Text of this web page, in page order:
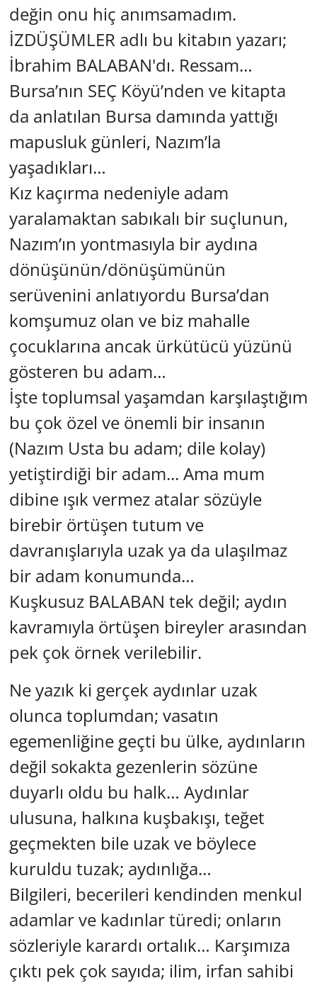
değin onu hiç anımsamadım.
İZDÜŞÜMLER adlı bu kitabın yazarı;
İbrahim BALABAN'dı. Ressam…
Bursa’nın SEÇ Köyü’nden ve kitapta
da anlatılan Bursa damında yattığı
mapusluk günleri, Nazım’la
yaşadıkları…
Kız kaçırma nedeniyle adam
yaralamaktan sabıkalı bir suçlunun,
Nazım’ın yontmasıyla bir aydına
dönüşünün/dönüşümünün
serüvenini anlatıyordu Bursa’dan
komşumuz olan ve biz mahalle
çocuklarına ancak ürkütücü yüzünü
gösteren bu adam…
İşte toplumsal yaşamdan karşılaştığım
bu çok özel ve önemli bir insanın
(Nazım Usta bu adam; dile kolay)
yetiştirdiği bir adam... Ama mum
dibine ışık vermez atalar sözüyle
birebir örtüşen tutum ve
davranışlarıyla uzak ya da ulaşılmaz
bir adam konumunda…
Kuşkusuz BALABAN tek değil; aydın
kavramıyla örtüşen bireyler arasından
pek çok örnek verilebilir.
Ne yazık ki gerçek aydınlar uzak
olunca toplumdan; vasatın
egemenliğine geçti bu ülke, aydınların
değil sokakta gezenlerin sözüne
duyarlı oldu bu halk… Aydınlar
ulusuna, halkına kuşbakışı, teğet
geçmekten bile uzak ve böylece
kuruldu tuzak; aydınlığa…
Bilgileri, becerileri kendinden menkul
adamlar ve kadınlar türedi; onların
sözleriyle karardı ortalık… Karşımıza
çıktı pek çok sayıda; ilim, irfan sahibi